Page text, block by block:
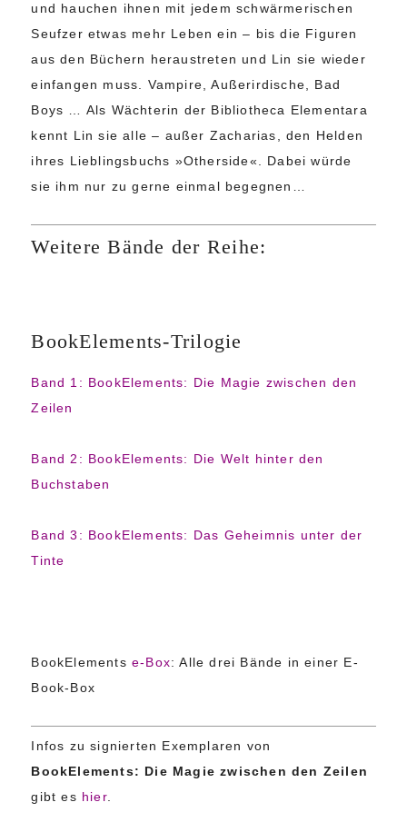
und hauchen ihnen mit jedem schwärmerischen
Seufzer etwas mehr Leben ein – bis die Figuren
aus den Büchern heraustreten und Lin sie wieder
einfangen muss. Vampire, Außerirdische, Bad
Boys … Als Wächterin der Bibliotheca Elementara
kennt Lin sie alle – außer Zacharias, den Helden
ihres Lieblingsbuchs »Otherside«. Dabei würde
sie ihm nur zu gerne einmal begegnen…
Weitere Bände der Reihe:
BookElements-Trilogie
Band 1: BookElements: Die Magie zwischen den
Zeilen
Band 2: BookElements: Die Welt hinter den
Buchstaben
Band 3: BookElements: Das Geheimnis unter der
Tinte
BookElementse-Box: Alle drei Bände in einer E-
Book-Box
Infos zu signierten Exemplaren von
BookElements: Die Magie zwischen den Zeilen
gibt es hier.